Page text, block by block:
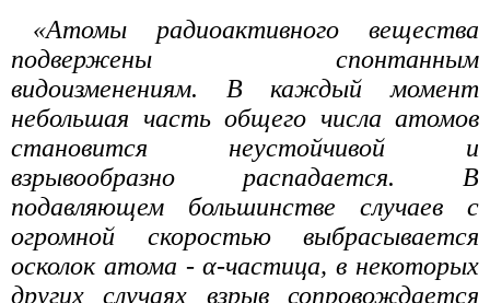
«Атомы радиоактивного вещества
подвержены спонтанным
видоизменениям. В каждый момент
небольшая часть общего числа атомов
становится неустойчивой и
взрывообразно распадается. В
подавляющем большинстве случаев с
огромной скоростью выбрасывается
осколок атома - α-частица, в некоторых
других случаях взрыв сопровождается